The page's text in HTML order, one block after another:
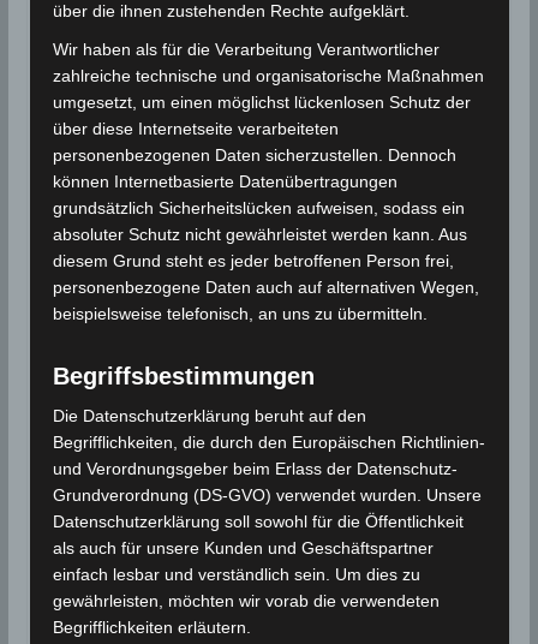
nordöstlich von El Fahs
Datum/Zeit:22 Okt 2024 | 23.51 Uhr
Ortszeit (UTC+1) | 22 Okt 2024, 22.51 Uhr
UTC
Epizentrum:36.47° Nord; 9.96° Ost
Entfernung des Epizentrums von Städten und Orten
in der Nähe
12 km nordöstlich von El Fahs (Gouvernorat
18 km nordwestlich von Zaghouan
94 km nordwestlich von Sousse
(Gouvernorat Sousse)
43 km südöstlich von Tunis (Gouvernorat
Tunis)
109 km nordwestlich von Monastir
(Gouvernorat Monastir)
über die ihnen zustehenden Rechte aufgeklärt.
Wir haben als für die Verarbeitung Verantwortlicher
zahlreiche technische und organisatorische Maßnahmen
umgesetzt, um einen möglichst lückenlosen Schutz der
über diese Internetseite verarbeiteten
personenbezogenen Daten sicherzustellen. Dennoch
können Internetbasierte Datenübertragungen
grundsätzlich Sicherheitslücken aufweisen, sodass ein
absoluter Schutz nicht gewährleistet werden kann. Aus
diesem Grund steht es jeder betroffenen Person frei,
personenbezogene Daten auch auf alternativen Wegen,
beispielsweise telefonisch, an uns zu übermitteln.
Begriffsbestimmungen
Die Datenschutzerklärung beruht auf den
Begrifflichkeiten, die durch den Europäischen Richtlinien-
und Verordnungsgeber beim Erlass der Datenschutz-
Grundverordnung (DS-GVO) verwendet wurden. Unsere
Datenschutzerklärung soll sowohl für die Öffentlichkeit
als auch für unsere Kunden und Geschäftspartner
einfach lesbar und verständlich sein. Um dies zu
gewährleisten, möchten wir vorab die verwendeten
Begrifflichkeiten erläutern.